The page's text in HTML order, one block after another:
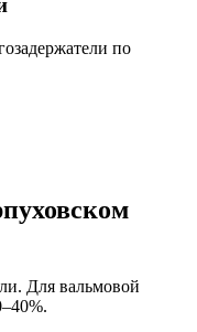
по
Для вальмовой